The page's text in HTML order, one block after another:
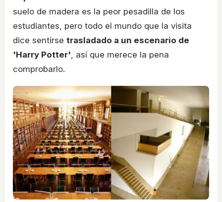
suelo de madera es la peor pesadilla de los
estudiantes, pero todo el mundo que la visita
dice sentirse trasladado a un escenario de
'Harry Potter', así que merece la pena
comprobarlo.